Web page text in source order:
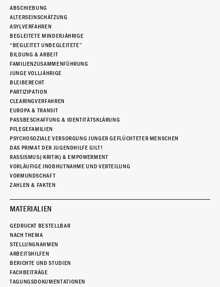
ABSCHIEBUNG
ALTERSEINSCHÄTZUNG
ASYLVERFAHREN
BEGLEITETE MINDERJÄHRIGE
“BEGLEITET UNBEGLEITETE”
BILDUNG & ARBEIT
FAMILIENZUSAMMENFÜHRUNG
JUNGE VOLLJÄHRIGE
BLEIBERECHT
PARTIZIPATION
CLEARINGVERFAHREN
EUROPA & TRANSIT
PASSBESCHAFFUNG & IDENTITÄTSKLÄRUNG
PFLEGEFAMILIEN
PSYCHOSOZIALE VERSORGUNG JUNGER GEFLÜCHTETER MENSCHEN
DAS PRIMAT DER JUGENDHILFE GILT!
RASSISMUS(-KRITIK) & EMPOWERMENT
VORLÄUFIGE INOBHUTNAHME UND VERTEILUNG
VORMUNDSCHAFT
ZAHLEN & FAKTEN
MATERIALIEN
GEDRUCKT BESTELLBAR
NACH THEMA
STELLUNGNAHMEN
ARBEITSHILFEN
BERICHTE UND STUDIEN
FACHBEITRÄGE
TAGUNGSDOKUMENTATIONEN